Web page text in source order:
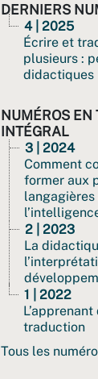
DERNIERS
4 | 2025
Écrire et
plusieurs :
didactiques
NUMÉROS EN
INTÉGRAL
3 | 2024
Comment
former aux
langagières
2 | 2023
La
1 | 2022
traduction
Tous les